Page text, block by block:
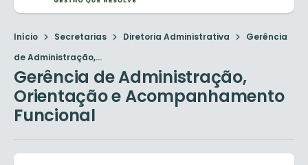
Início Secretarias Diretoria Administrativa
Gerência
de Administração,...
Gerência de Administração,
Orientação e Acompanhamento
Funcional